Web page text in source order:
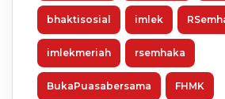
bhaktisosial imlek
imlekmeriah rsemhaka
BukaPuasabersama FHMK